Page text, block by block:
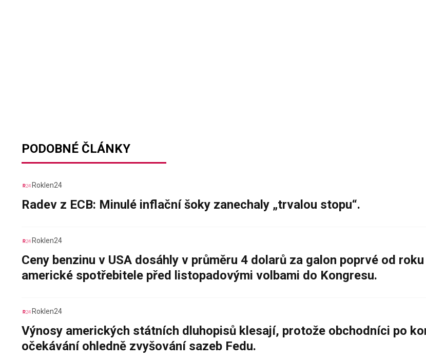
PODOBNÉ ČLÁNKY
Roklen24
Radev z ECB: Minulé inflační šoky zanechaly „trvalou stopu“.
Roklen24
Ceny benzinu v USA dosáhly v průměru 4 dolarů za galon poprvé od
americké spotřebitele před listopadovými volbami do Kongresu.
Roklen24
Výnosy amerických státních dluhopisů klesají, protože obchodníci po
očekávání ohledně zvyšování sazeb Fedu.